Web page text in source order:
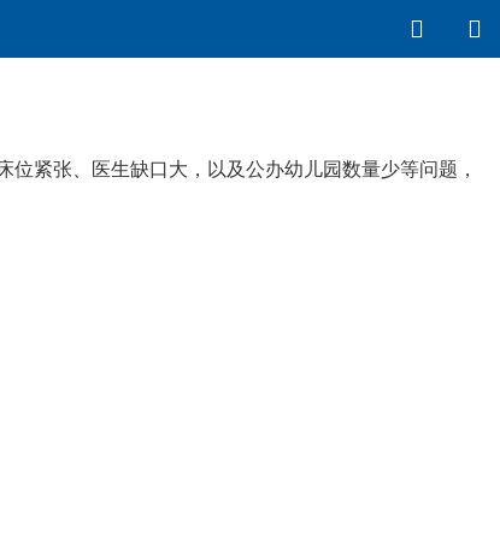
紧张、医生缺口大，以及公办幼儿园数量少等问题，